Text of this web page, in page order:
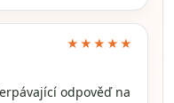
★★★★★
odpověď na